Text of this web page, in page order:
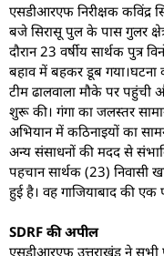
एसडीआरएफ निरीक्षक कविंद्र
बजे सिरासू पुल के पास गुलर
दौरान 23 वर्षीय सार्थक
बहाव में बहकर डूब गया।घटना
टीम ढालवाला मौके पर
शुरू की। गंगा का जलस्तर
अभियान में कठिनाइयों का
अन्य संसाधनों की मदद से
पहचान सार्थक (23) निवासी
हुई है। वह गाजियाबाद की एक
SDRF की अपील
एसडीआरएफ उत्तराखंड ने